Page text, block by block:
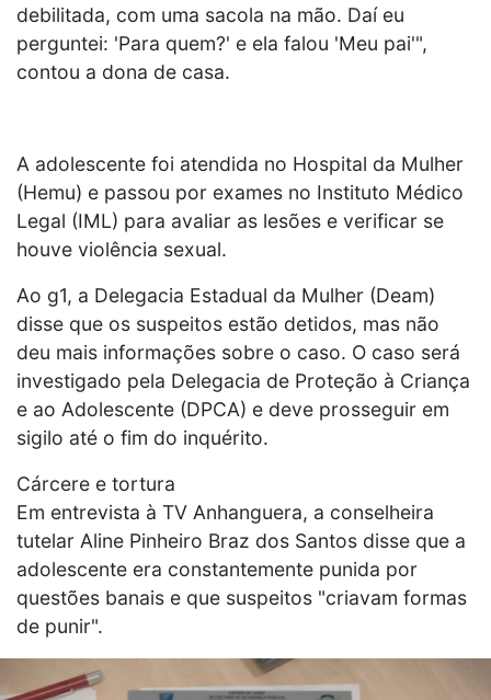
debilitada, com uma sacola na mão. Daí eu
perguntei: 'Para quem?' e ela falou 'Meu pai'",
contou a dona de casa.
A adolescente foi atendida no Hospital da Mulher
(Hemu) e passou por exames no Instituto Médico
Legal (IML) para avaliar as lesões e verificar se
houve violência sexual.
Ao g1, a Delegacia Estadual da Mulher (Deam)
disse que os suspeitos estão detidos, mas não
deu mais informações sobre o caso. O caso será
investigado pela Delegacia de Proteção à Criança
e ao Adolescente (DPCA) e deve prosseguir em
sigilo até o fim do inquérito.
Cárcere e tortura
Em entrevista à TV Anhanguera, a conselheira
tutelar Aline Pinheiro Braz dos Santos disse que a
adolescente era constantemente punida por
questões banais e que suspeitos "criavam formas
de punir".